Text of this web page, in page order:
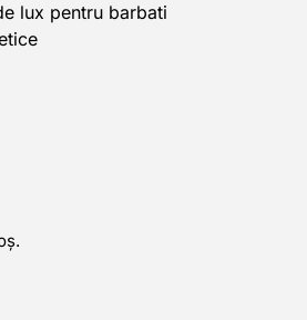
lux pentru barbati